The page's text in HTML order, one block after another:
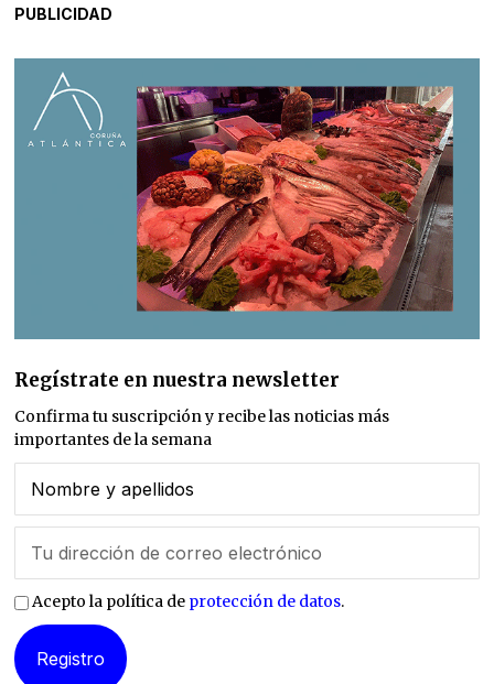
PUBLICIDAD
Regístrate en nuestra newsletter
Confirma tu suscripción y recibe las noticias más
importantes de la semana
Acepto la política de protección de datos.